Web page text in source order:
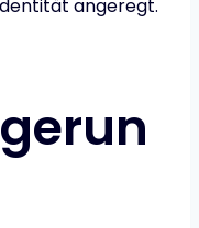
angeregt.